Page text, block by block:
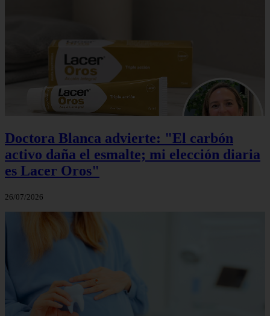
Doctora Blanca advierte: "El carbón
activo daña el esmalte; mi elección diaria
es Lacer Oros"
26/07/2026